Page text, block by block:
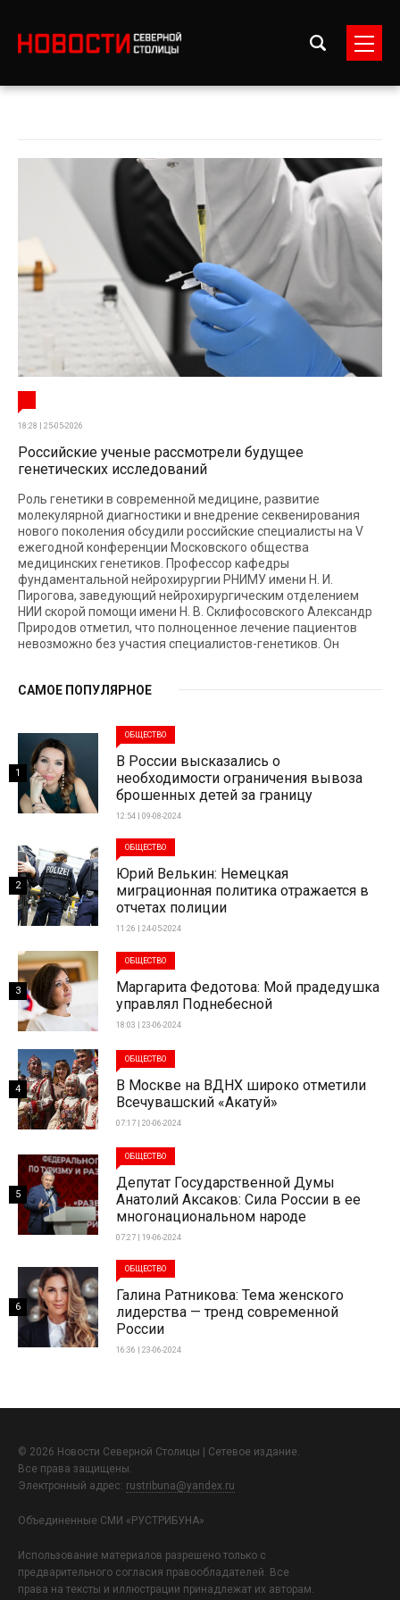
18:28 | 25-05-2026
Российские ученые рассмотрели будущее
генетических исследований
Роль генетики в современной медицине, развитие
молекулярной диагностики и внедрение секвенирования
нового поколения обсудили российские специалисты на V
ежегодной конференции Московского общества
медицинских генетиков. Профессор кафедры
фундаментальной нейрохирургии РНИМУ имени Н. И.
Пирогова, заведующий нейрохирургическим отделением
НИИ скорой помощи имени Н. В. Склифосовского Александр
Природов отметил, что полноценное лечение пациентов
невозможно без участия специалистов-генетиков. Он
САМОЕ ПОПУЛЯРНОЕ
ОБЩЕСТВО
В России высказались о
необходимости ограничения вывоза
брошенных детей за границу
12:54 | 09-08-2024
1
ОБЩЕСТВО
Юрий Велькин: Немецкая
миграционная политика отражается в
отчетах полиции
11:26 | 24-05-2024
2
ОБЩЕСТВО
Маргарита Федотова: Мой прадедушка
управлял Поднебесной
18:03 | 23-06-2024
3
ОБЩЕСТВО
В Москве на ВДНХ широко отметили
Всечувашский «Акатуй»
07:17 | 20-06-2024
4
ОБЩЕСТВО
Депутат Государственной Думы
Анатолий Аксаков: Сила России в ее
многонациональном народе
07:27 | 19-06-2024
5
ОБЩЕСТВО
Галина Ратникова: Тема женского
лидерства — тренд современной
России
16:36 | 23-06-2024
6
© 2026 Новости Северной Столицы | Сетевое издание.
Все права защищены.
Электронный адрес: rustribuna@yandex.ru
Объединенные СМИ «РУСТРИБУНА»
Использование материалов разрешено только с
предварительного согласия правообладателей. Все
права на тексты и иллюстрации принадлежат их авторам.